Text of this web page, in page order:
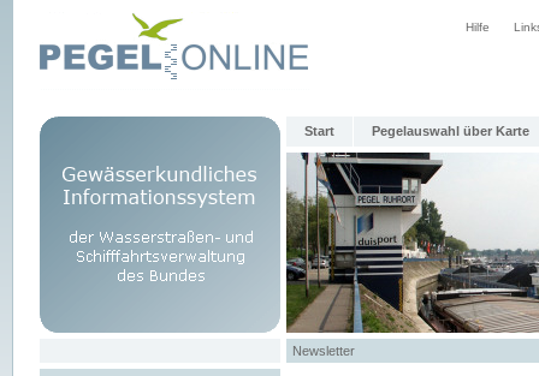
Hilfe
Start Pegelauswahl über Karte
Newsletter